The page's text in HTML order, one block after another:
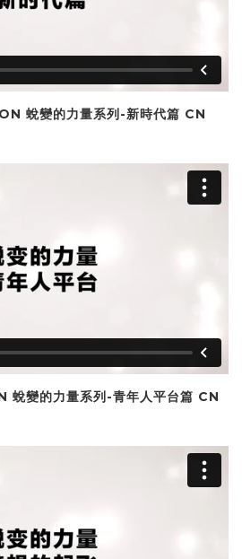
蛻變的力量系列-新時代篇 CN
變的力量系列-青年人平台篇 CN